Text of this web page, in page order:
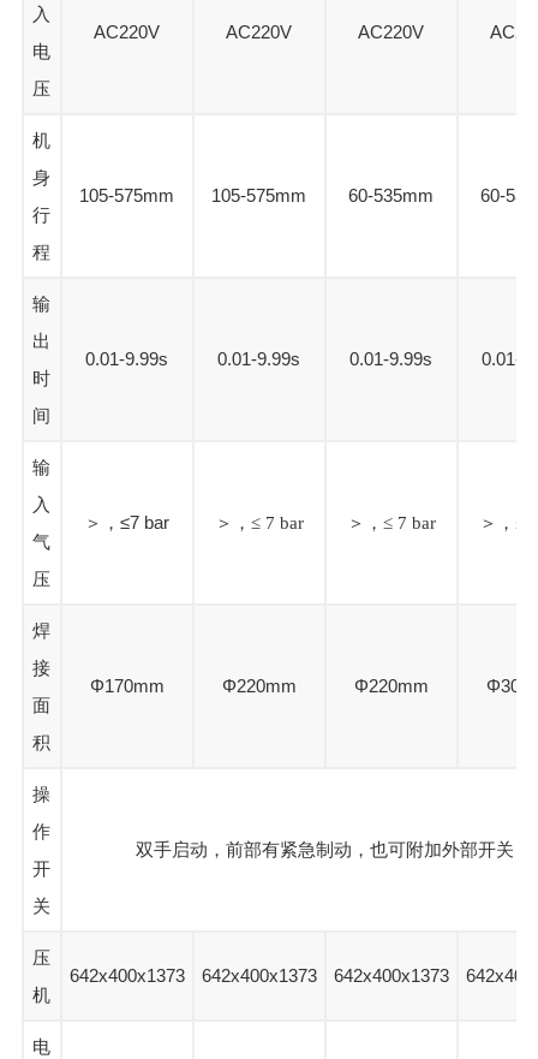
入
电
压
AC220V AC220V AC220V
机
身
行
程
105-575mm 105-575mm 60-535mm 60-
输
出
时
间
0.01-9.99s 0.01-9.99s 0.01-9.99s 0.01-
输
入
气
压
＞，≤7 bar ＞， ≤ 7 bar ＞， ≤ 7 bar ＞， ≤
焊
接
面
积
Φ170mm Φ220mm Φ220mm
操
作
开
关
双手启动，前部有紧急制动，也可附加外部开关
压
机
642x400x1373 642x400x1373 642x400x1373
电